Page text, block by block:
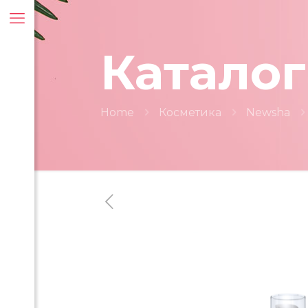
Каталог
Home Косметика Newsha